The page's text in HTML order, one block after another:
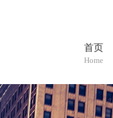
首页
Home